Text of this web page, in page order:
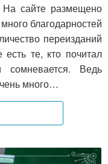
сайте размещено
благодарностей
переизданий
те, кто почитал
Ведь
много…